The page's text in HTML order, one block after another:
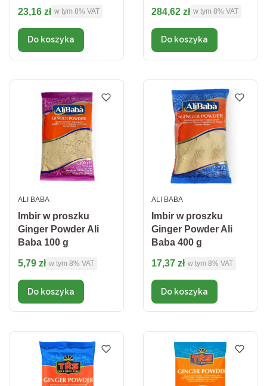
Cena brutto
23,16 zł w tym %s VAT
w tym 8% VAT
Do koszyka
Cena brutto
284,62 zł w tym %s VAT
w tym 8% VAT
Do koszyka
Imbir w proszku
Ginger Powder Ali
Baba 100 g
PRODUCENT
ALI BABA
Cena brutto
5,79 zł w tym %s VAT
w tym 8% VAT
Do koszyka
Imbir w proszku
Ginger Powder Ali
Baba 400 g
PRODUCENT
ALI BABA
Cena brutto
17,37 zł w tym %s VAT
w tym 8% VAT
Do koszyka